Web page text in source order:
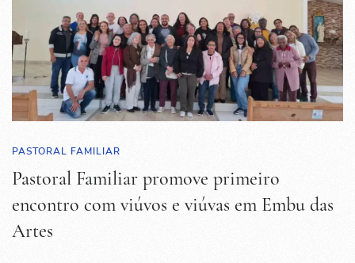
PASTORAL FAMILIAR
Pastoral Familiar promove primeiro
encontro com viúvos e viúvas em Embu das
Artes